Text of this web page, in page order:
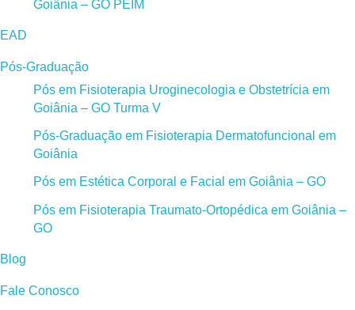
Goiânia – GO PEIM
EAD
Pós-Graduação
Pós em Fisioterapia Uroginecologia e Obstetrícia em
Goiânia – GO Turma V
Pós-Graduação em Fisioterapia Dermatofuncional em
Goiânia
Pós em Estética Corporal e Facial em Goiânia – GO
Pós em Fisioterapia Traumato-Ortopédica em Goiânia –
GO
Blog
Fale Conosco